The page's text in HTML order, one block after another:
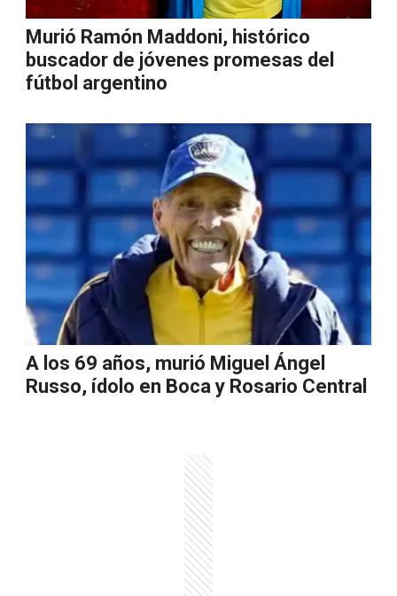
Murió Ramón Maddoni, histórico
buscador de jóvenes promesas del
fútbol argentino
A los 69 años, murió Miguel Ángel
Russo, ídolo en Boca y Rosario Central